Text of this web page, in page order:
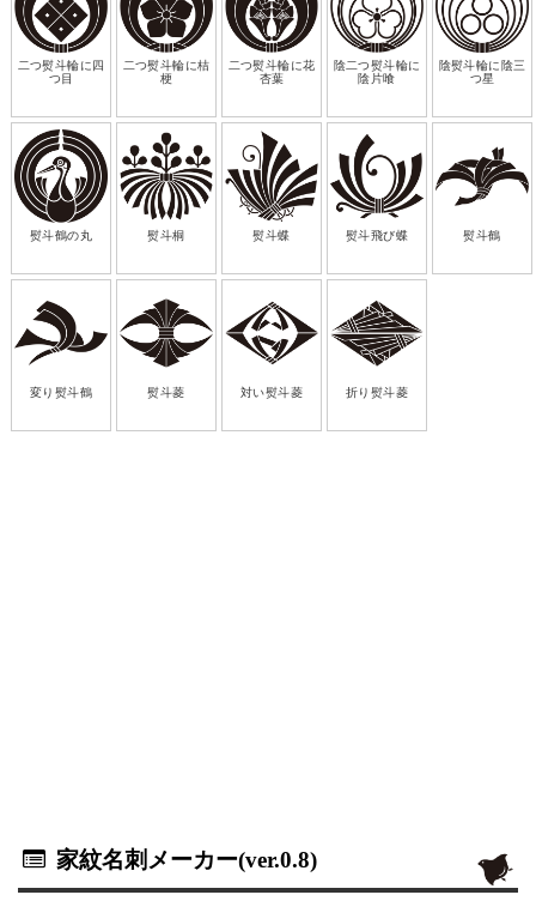
二つ熨斗輪に四
つ目
二つ熨斗輪に桔
梗
二つ熨斗輪に花
杏葉
陰二つ熨斗輪に
陰片喰
陰熨斗輪に陰三
つ星
熨斗鶴の丸 熨斗桐 熨斗蝶 熨斗飛び蝶 熨斗鶴
変り熨斗鶴 熨斗菱 対い熨斗菱 折り熨斗菱
家紋名刺メーカー(ver.0.8)